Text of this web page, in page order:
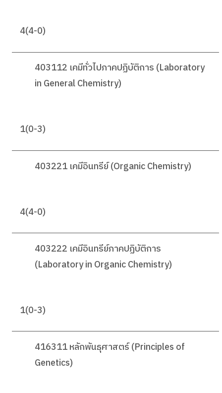
4(4-0)
403112 เคมีทั่วไปภาคปฏิบัติการ (Laboratory
in General Chemistry)
1(0-3)
403221 เคมีอินทรีย์ (Organic Chemistry)
4(4-0)
403222 เคมีอินทรีย์ภาคปฏิบัติการ
(Laboratory in Organic Chemistry)
1(0-3)
416311 หลักพันธุศาสตร์ (Principles of
Genetics)